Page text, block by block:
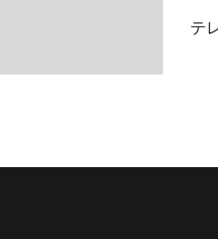
テ